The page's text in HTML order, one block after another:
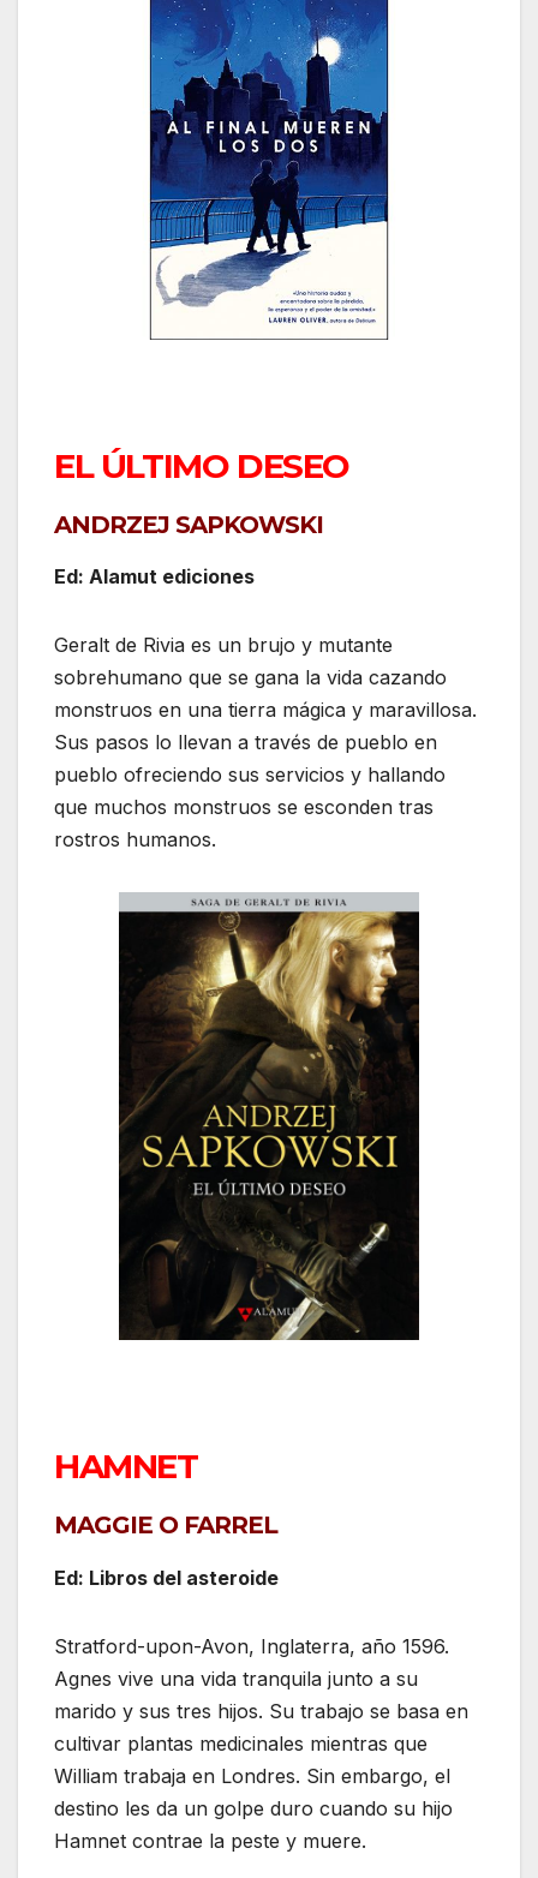
EL ÚLTIMO DESEO
ANDRZEJ SAPKOWSKI
Ed: Alamut ediciones
Geralt de Rivia es un brujo y mutante
sobrehumano que se gana la vida cazando
monstruos en una tierra mágica y maravillosa.
Sus pasos lo llevan a través de pueblo en
pueblo ofreciendo sus servicios y hallando
que muchos monstruos se esconden tras
rostros humanos.
HAMNET
MAGGIE O FARREL
Ed: Libros del asteroide
Stratford-upon-Avon, Inglaterra, año 1596.
Agnes vive una vida tranquila junto a su
marido y sus tres hijos. Su trabajo se basa en
cultivar plantas medicinales mientras que
William trabaja en Londres. Sin embargo, el
destino les da un golpe duro cuando su hijo
Hamnet contrae la peste y muere.